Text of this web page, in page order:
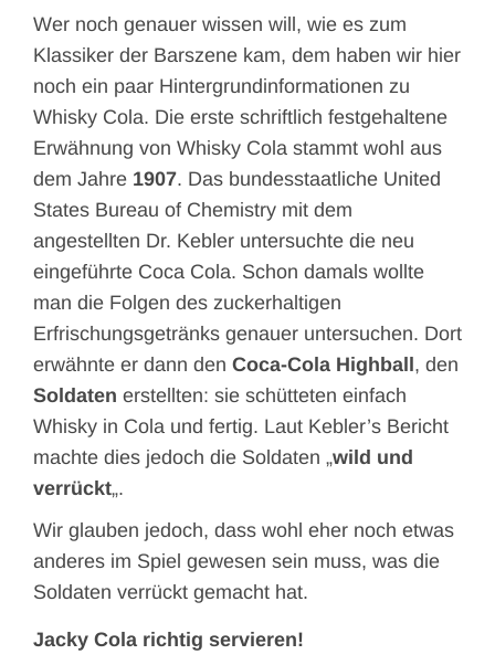
Wer noch genauer wissen will, wie es zum
Klassiker der Barszene kam, dem haben wir hier
noch ein paar Hintergrundinformationen zu
Whisky Cola. Die erste schriftlich festgehaltene
Erwähnung von Whisky Cola stammt wohl aus
dem Jahre 1907. Das bundesstaatliche United
States Bureau of Chemistry mit dem
angestellten Dr. Kebler untersuchte die neu
eingeführte Coca Cola. Schon damals wollte
man die Folgen des zuckerhaltigen
Erfrischungsgetränks genauer untersuchen. Dort
erwähnte er dann den Coca-Cola Highball , den
Soldaten erstellten: sie schütteten einfach
Whisky in Cola und fertig. Laut Kebler’s Bericht
machte dies jedoch die Soldaten „wild und
verrückt„.
Wir glauben jedoch, dass wohl eher noch etwas
anderes im Spiel gewesen sein muss, was die
Soldaten verrückt gemacht hat.
Jacky Cola richtig servieren!